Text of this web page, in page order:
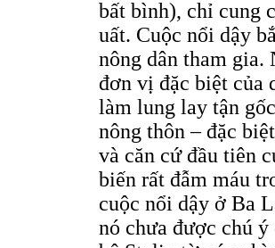
bất bình), chỉ cung
uất. Cuộc nổi dậy
nông dân tham gia.
đơn vị đặc biệt của
làm lung lay tận
nông thôn – đặc
và căn cứ đầu tiên
biến rất đẫm máu
cuộc nổi dậy ở Ba
nó chưa được chú